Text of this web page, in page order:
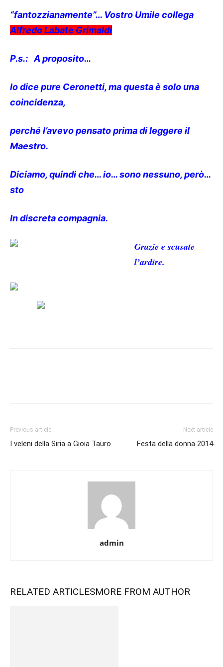
“fantozzianamente”… Vostro Umile collega
Alfredo Labate Grimaldi
P.s.: A proposito…
lo dice pure Ceronetti, ma questa è solo una
coincidenza,
perché l’avevo pensato prima di leggere il
Maestro.
Diciamo, quindi che… io… sono nessuno, però…
sto
In discreta compagnia.
Grazie e scusate
l’ardire.
Previous article
I veleni della Siria a Gioia Tauro
Next article
Festa della donna 2014
admin
RELATED ARTICLESMORE FROM AUTHOR